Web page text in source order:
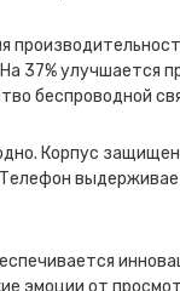
37% улучшается
беспроводной
Корпус
эмоции от